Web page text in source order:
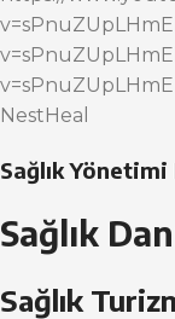
v=sPnuZUpLHmE
NestHeal
Sağlık
Sağlık
Sağlık